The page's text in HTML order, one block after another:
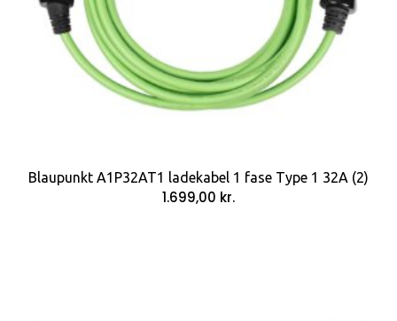
Blaupunkt A1P32AT1 ladekabel 1 fase Type 1 32A (2)
1.699,00 kr.